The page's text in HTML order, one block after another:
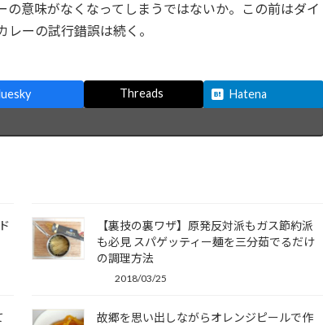
意味がなくなってしまうではないか。この前はダイ
ーの試行錯誤は続く。
Threads Hatena
【裏技の裏ワザ】原発反対派もガス節約派
も必見 スパゲッティー麺を三分茹でるだけ
の調理方法
2018/03/25
故郷を思い出しながらオレンジピールで作